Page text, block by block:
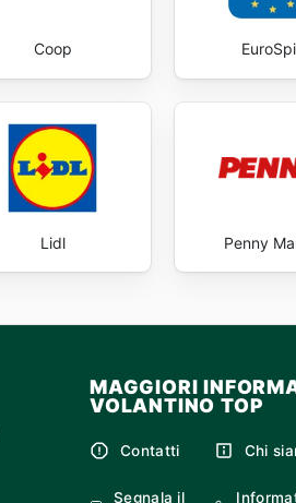
Coop
Lidl Penny
MAGGIORI
VOLANTINO TOP
Contatti Chi
Segnala il